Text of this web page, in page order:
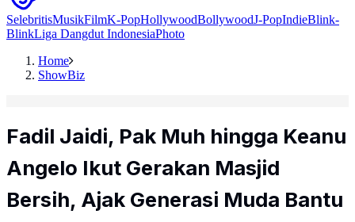
SelebritisMusikFilmK-PopHollywoodBollywoodJ-PopIndieBlink-
BlinkLiga Dangdut IndonesiaPhoto
Home
ShowBiz
Fadil Jaidi, Pak Muh hingga Keanu
Angelo Ikut Gerakan Masjid
Bersih, Ajak Generasi Muda Bantu